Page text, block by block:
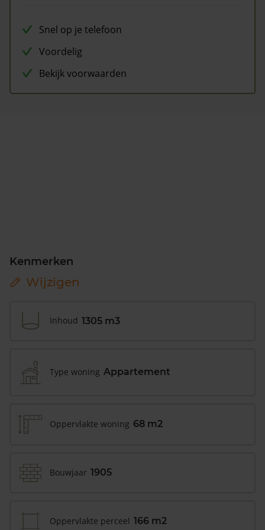
Snel op je telefoon
Voordelig
Bekijk voorwaarden
Kenmerken
Wijzigen
Inhoud 1305 m3
Type woning Appartement
Oppervlakte woning 68 m2
Bouwjaar 1905
Oppervlakte perceel 166 m2